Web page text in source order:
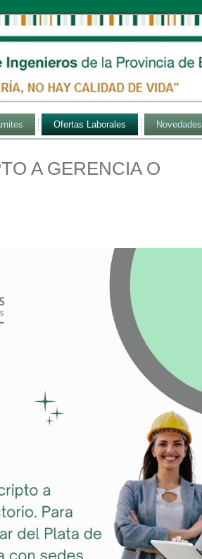
Ofertas Laborales Novedades
A GERENCIA O